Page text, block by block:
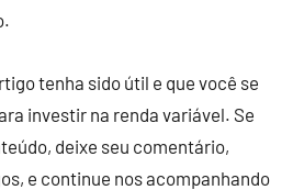
tenha sido útil e que você se
investir na renda variável. Se
deixe seu comentário,
e continue nos acompanhando